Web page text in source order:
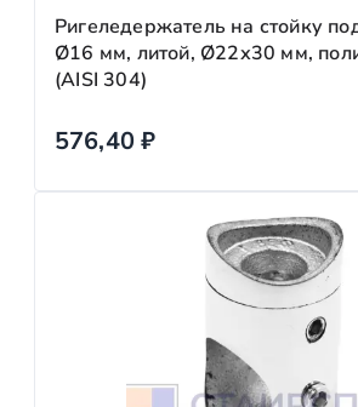
Ригеледержатель на стойку
Ø16 мм, литой, Ø22х30 мм,
(AISI 304)
576,40₽